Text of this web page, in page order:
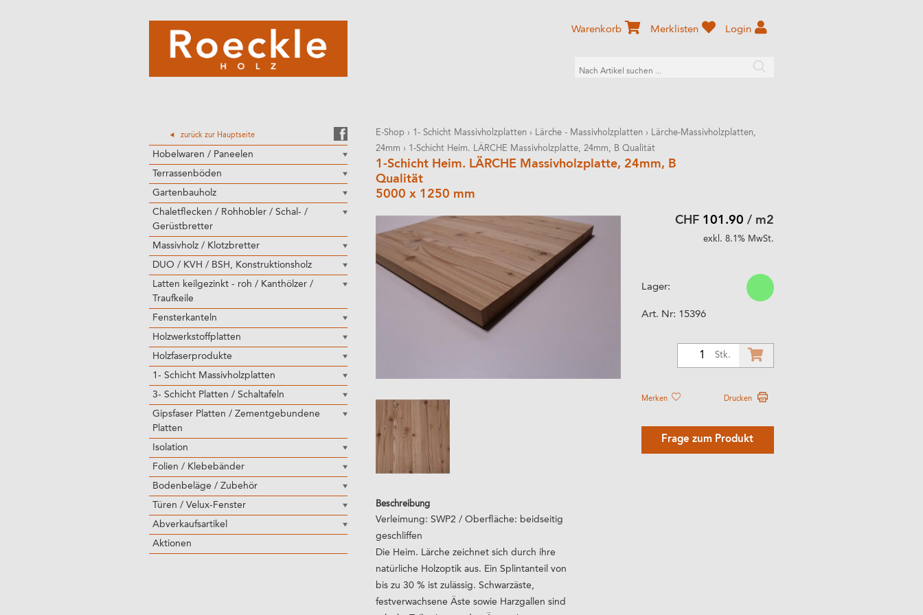
zurück zur Hauptseite
Hobelwaren / Paneelen
Terrassenböden
Gartenbauholz
Chaletflecken / Rohhobler / Schal- /
Gerüstbretter
Massivholz / Klotzbretter
DUO / KVH / BSH, Konstruktionsholz
Latten keilgezinkt - roh / Kanthölzer /
Traufkeile
Fensterkanteln
Holzwerkstoffplatten
Holzfaserprodukte
1- Schicht Massivholzplatten
3- Schicht Platten / Schaltafeln
Gipsfaser Platten / Zementgebundene
Platten
Isolation
Folien / Klebebänder
Bodenbeläge / Zubehör
Türen / Velux-Fenster
Abverkaufsartikel
Aktionen
Warenkorb Merklisten Login
E-Shop › 1- Schicht Massivholzplatten › Lärche - Massivholzplatten › Lärche-Massivholzplatten,
24mm › 1-Schicht Heim. LÄRCHE Massivholzplatte, 24mm, B Qualität
1-Schicht Heim. LÄRCHE Massivholzplatte, 24mm, B
Qualität
5000 x 1250 mm
Beschreibung
Verleimung: SWP2 / Oberfläche: beidseitig
geschliffen
Die Heim. Lärche zeichnet sich durch ihre
natürliche Holzoptik aus. Ein Splintanteil von
bis zu 30 % ist zulässig. Schwarzäste,
festverwachsene Äste sowie Harzgallen sind
CHF 101.90 / m2
exkl. 8.1% MwSt.
Lager:
Art. Nr: 15396
Stk.
Merken Drucken
Frage zum Produkt